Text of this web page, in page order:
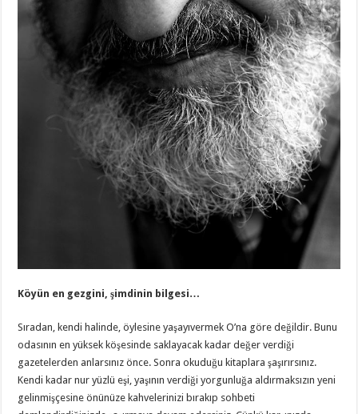
Köyün en gezgini, şimdinin bilgesi…
Sıradan, kendi halinde, öylesine yaşayıvermek O’na göre değildir. Bunu
odasının en yüksek köşesinde saklayacak kadar değer verdiği
gazetelerden anlarsınız önce. Sonra okuduğu kitaplara şaşırırsınız.
Kendi kadar nur yüzlü eşi, yaşının verdiği yorgunluğa aldırmaksızın yeni
gelinmişçesine önünüze kahvelerinizi bırakıp sohbeti